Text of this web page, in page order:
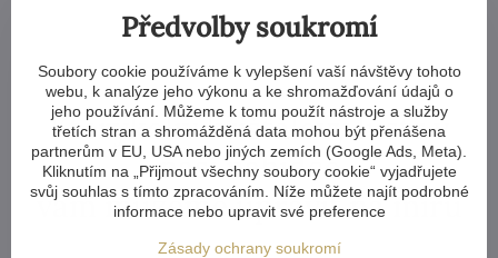
Kterýkoliv křišťálový lustr v
naší nabídce
vám můžeme upravit na míru
Předvolby soukromí
Soubory cookie používáme k vylepšení vaší návštěvy tohoto
webu, k analýze jeho výkonu a ke shromažďování údajů o
jeho používání. Můžeme k tomu použít nástroje a služby
třetích stran a shromážděná data mohou být přenášena
partnerům v EU, USA nebo jiných zemích (Google Ads, Meta).
Kliknutím na „Přijmout všechny soubory cookie“ vyjadřujete
svůj souhlas s tímto zpracováním. Níže můžete najít podrobné
informace nebo upravit své preference
Zásady ochrany soukromí